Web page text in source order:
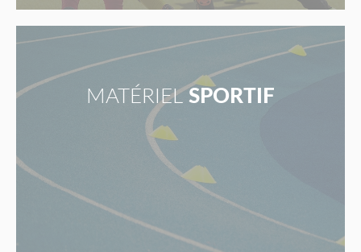
MATÉRIEL SPORTIF